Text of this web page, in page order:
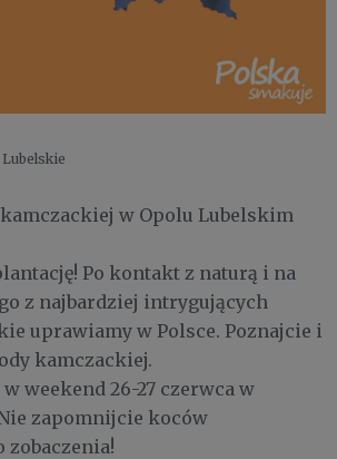
Lubelskie
w Opolu Lubelskim
Po kontakt z naturą i na
z najbardziej intrygujących
uprawiamy w Polsce. Poznajcie i
kamczackiej.
w weekend 26-27 czerwca w
Nie zapomnijcie koców